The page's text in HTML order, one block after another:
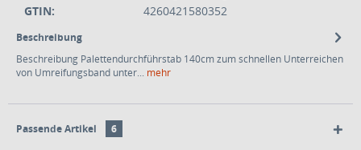
GTIN:
4260421580352
Beschreibung
Beschreibung Palettendurchführstab 140cm zum schnellen Unterreichen
von Umreifungsband unter... mehr
Passende Artikel 6